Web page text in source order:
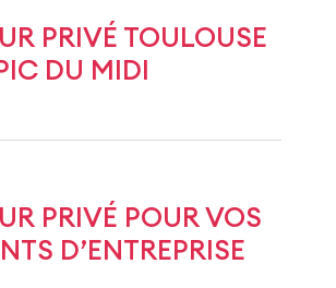
PRIVÉ TOULOUSE
DU MIDI
PRIVÉ POUR VOS
D’ENTREPRISE